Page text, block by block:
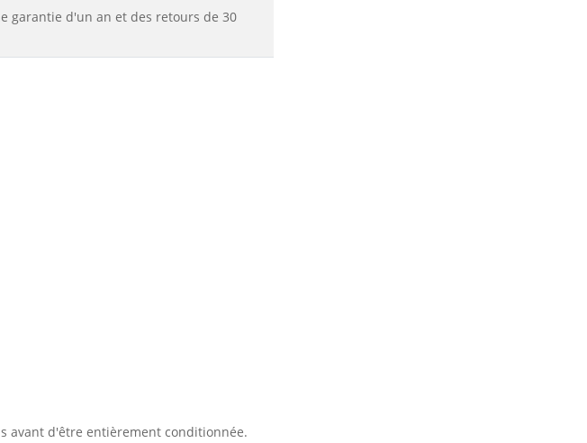
garantie d'un an et des retours de 30
avant d'être entièrement conditionnée.